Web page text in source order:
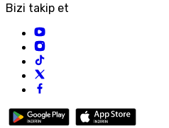
Bizi takip et